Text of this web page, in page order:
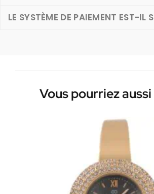
LE SYSTÈME DE PAIEMENT EST-IL
Vous pourriez